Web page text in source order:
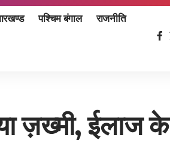
पश्चिम बंगाल राजनीति
ज़ख्मी, ईलाज के